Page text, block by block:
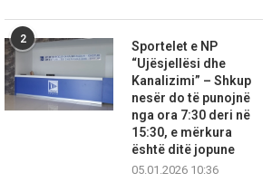
2
Sportelet e NP
“Ujësjellësi dhe
Kanalizimi” – Shkup
nesër do të punojnë
nga ora 7:30 deri në
15:30, e mërkura
është ditë jopune
05.01.2026 10:36